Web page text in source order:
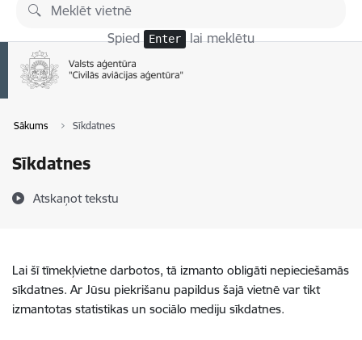
Pāriet uz lapas saturu
Spied Enter lai meklētu
Sākums Sīkdatnes
Sīkdatnes
Atskaņot tekstu
Lai šī tīmekļvietne darbotos, tā izmanto obligāti nepieciešamās
sīkdatnes. Ar Jūsu piekrišanu papildus šajā vietnē var tikt
izmantotas statistikas un sociālo mediju sīkdatnes.